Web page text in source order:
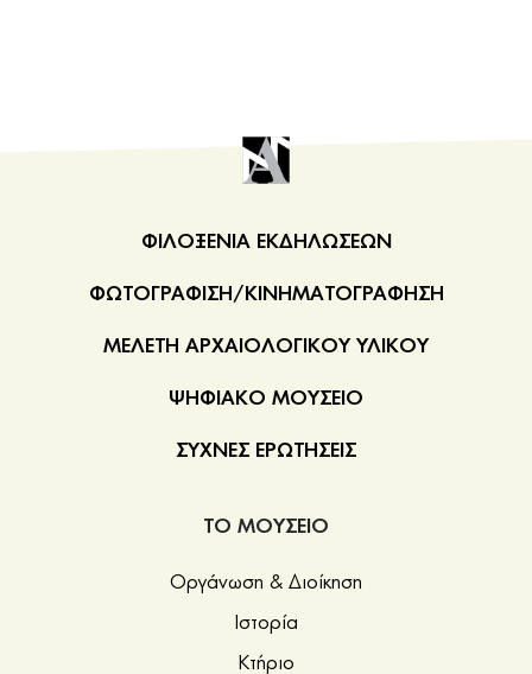
ΦΙΛΟΞΕΝΙΑ ΕΚΔΗΛΩΣΕΩΝ
ΦΩΤΟΓΡΑΦΙΣΗ/ΚΙΝΗΜΑΤΟΓΡΑΦΗΣΗ
ΜΕΛΕΤΗ ΑΡΧΑΙΟΛΟΓΙΚΟΥ ΥΛΙΚΟΥ
ΨΗΦΙΑΚΟ ΜΟΥΣΕΙΟ
ΣΥΧΝΕΣ ΕΡΩΤΗΣΕΙΣ
ΤΟ ΜΟΥΣΕΙΟ
Οργάνωση & Διοίκηση
Ιστορία
Κτήριο